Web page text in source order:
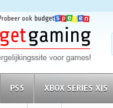
PS5 XBOX SERIES X|S